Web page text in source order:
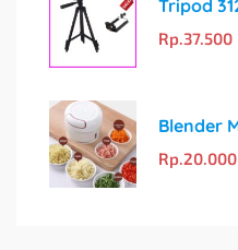
Rp.37.500
Rp.20.000